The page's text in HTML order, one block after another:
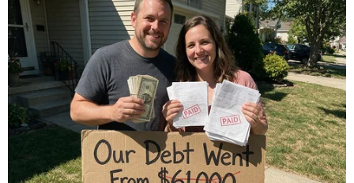
Cảnh báo nguy cơ thảm họa môi trường
do dầu tràn từ tàu Iran
16/01/2018 07:40
Giới chuyên gia cảnh báo vụ tràn dầu từ tàu chở dầu